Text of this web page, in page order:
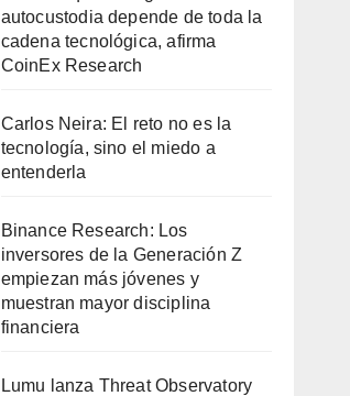
autocustodia depende de toda la
cadena tecnológica, afirma
CoinEx Research
Carlos Neira: El reto no es la
tecnología, sino el miedo a
entenderla
Binance Research: Los
inversores de la Generación Z
empiezan más jóvenes y
muestran mayor disciplina
financiera
Lumu lanza Threat Observatory